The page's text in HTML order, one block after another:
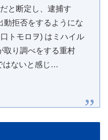
と断定し、逮捕す
動拒否をするようにな
トモロヲ) はミハイル
取り調べをする重村
はないと感じ…